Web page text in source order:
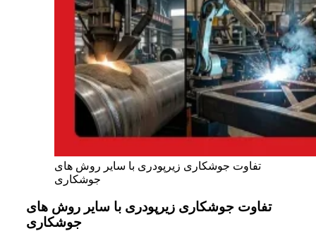
تفاوت جوشکاری زیرپودری با سایر روش های
جوشکاری
تفاوت جوشکاری زیرپودری با سایر روش های
جوشکاری